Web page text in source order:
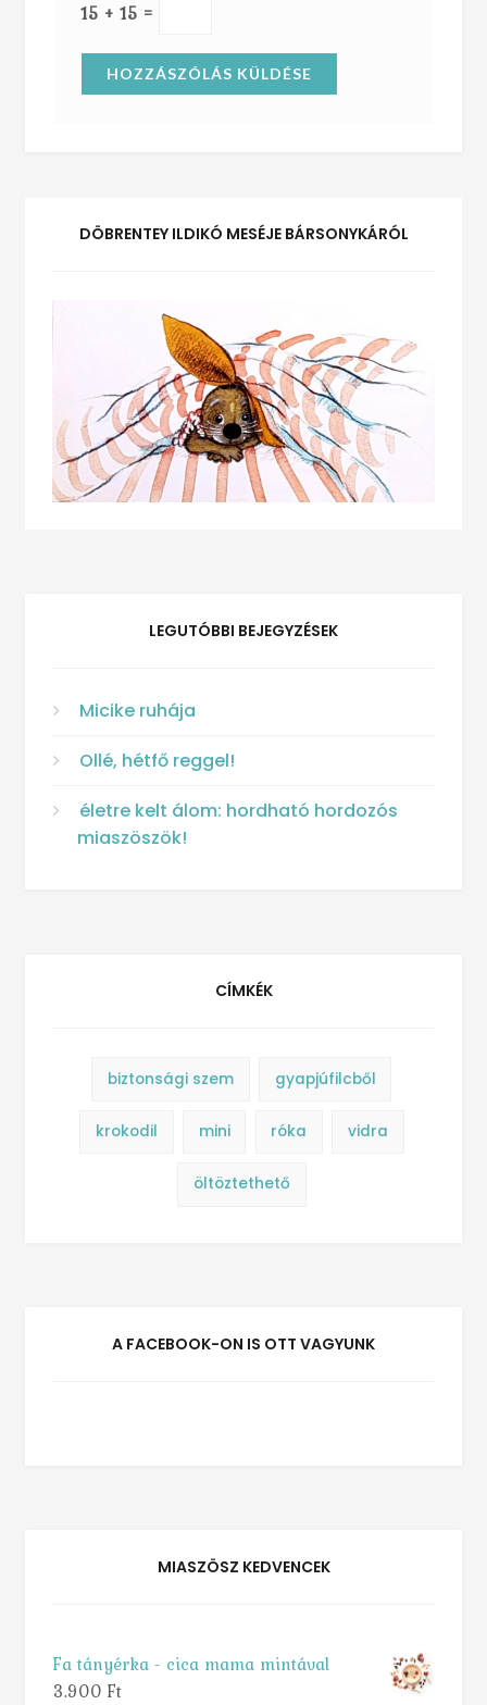
15 + 15 =
DÖBRENTEY ILDIKÓ MESÉJE BÁRSONYKÁRÓL
LEGUTÓBBI BEJEGYZÉSEK
Micike ruhája
Ollé, hétfő reggel!
életre kelt álom: hordható hordozós
miaszöszök!
CÍMKÉK
biztonsági szem gyapjúfilcből
krokodil mini róka vidra
öltöztethető
A FACEBOOK-ON IS OTT VAGYUNK
MIASZÖSZ KEDVENCEK
Fa tányérka - cica mama mintával
3.900 Ft